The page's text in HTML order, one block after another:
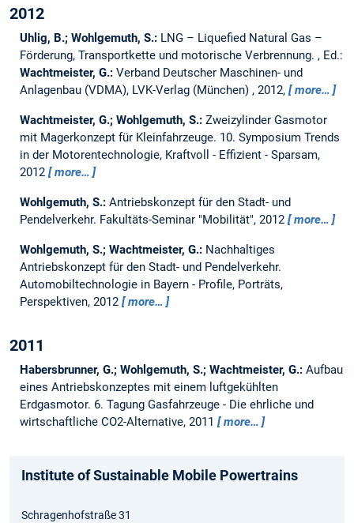
2012
Uhlig, B.; Wohlgemuth, S.: LNG – Liquefied Natural Gas –
Förderung, Transportkette und motorische Verbrennung. , Ed.:
Wachtmeister, G.: Verband Deutscher Maschinen- und
Anlagenbau (VDMA), LVK-Verlag (München) , 2012,
more…
Wachtmeister, G.; Wohlgemuth, S.: Zweizylinder Gasmotor
mit Magerkonzept für Kleinfahrzeuge. 10. Symposium Trends
in der Motorentechnologie, Kraftvoll - Effizient - Sparsam,
2012
more…
Wohlgemuth, S.: Antriebskonzept für den Stadt- und
Pendelverkehr. Fakultäts-Seminar "Mobilität", 2012 more…
Wohlgemuth, S.; Wachtmeister, G.: Nachhaltiges
Antriebskonzept für den Stadt- und Pendelverkehr.
Automobiltechnologie in Bayern - Profile, Porträts,
Perspektiven, 2012
more…
2011
Habersbrunner, G.; Wohlgemuth, S.; Wachtmeister, G.: Aufbau
eines Antriebskonzeptes mit einem luftgekühlten
Erdgasmotor. 6. Tagung Gasfahrzeuge - Die ehrliche und
wirtschaftliche CO2-Alternative, 2011
more…
Institute of Sustainable Mobile Powertrains
Schragenhofstraße 31